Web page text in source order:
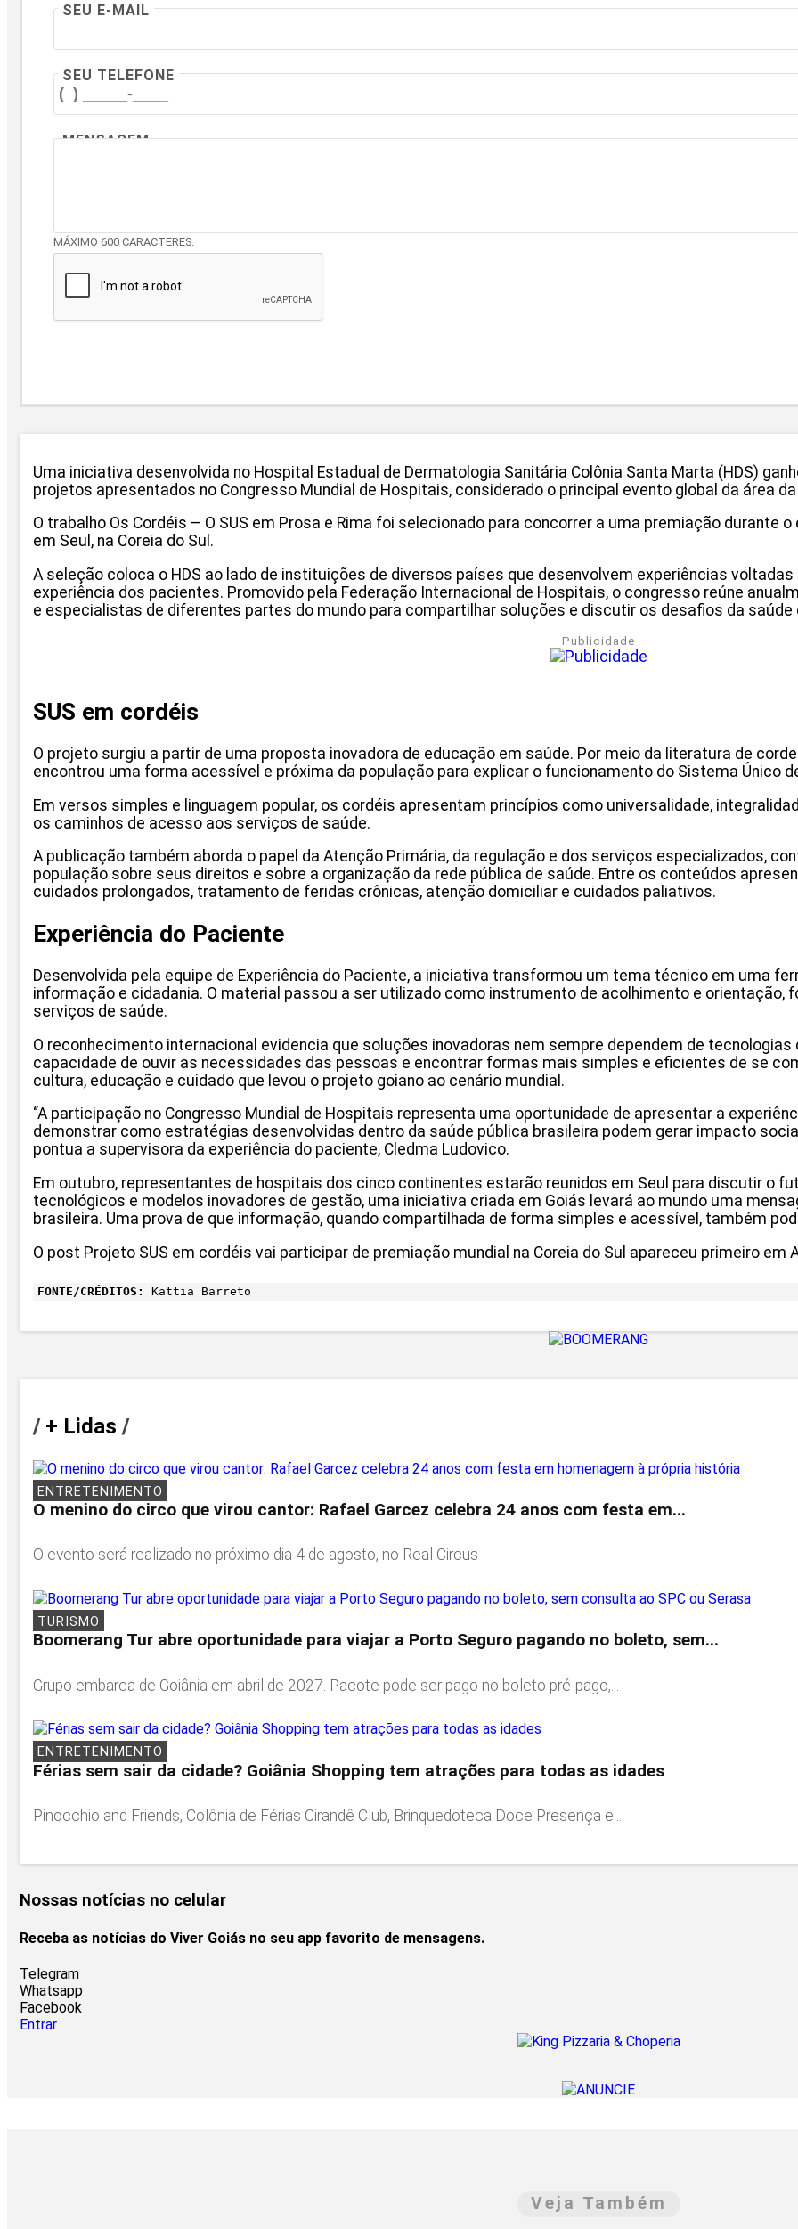
SEU E-MAIL
SEU TELEFONE
MENSAGEM
MÁXIMO 600 CARACTERES.
Uma iniciativa desenvolvida no Hospital Estadual de Dermatologia Sanitária Colônia Santa Marta (HDS)
projetos apresentados no Congresso Mundial de Hospitais, considerado o principal evento global da área
O trabalho Os Cordéis – O SUS em Prosa e Rima foi selecionado para concorrer a uma premiação durante
em Seul, na Coreia do Sul.
A seleção coloca o HDS ao lado de instituições de diversos países que desenvolvem experiências
experiência dos pacientes. Promovido pela Federação Internacional de Hospitais, o congresso reúne
e especialistas de diferentes partes do mundo para compartilhar soluções e discutir os desafios da saúde
Publicidade
SUS em cordéis
O projeto surgiu a partir de uma proposta inovadora de educação em saúde. Por meio da literatura de
encontrou uma forma acessível e próxima da população para explicar o funcionamento do Sistema Único
Em versos simples e linguagem popular, os cordéis apresentam princípios como universalidade,
os caminhos de acesso aos serviços de saúde.
A publicação também aborda o papel da Atenção Primária, da regulação e dos serviços especializados,
população sobre seus direitos e sobre a organização da rede pública de saúde. Entre os conteúdos
cuidados prolongados, tratamento de feridas crônicas, atenção domiciliar e cuidados paliativos.
Experiência do Paciente
Desenvolvida pela equipe de Experiência do Paciente, a iniciativa transformou um tema técnico em uma
informação e cidadania. O material passou a ser utilizado como instrumento de acolhimento e orientação,
serviços de saúde.
O reconhecimento internacional evidencia que soluções inovadoras nem sempre dependem de
capacidade de ouvir as necessidades das pessoas e encontrar formas mais simples e eficientes de se
cultura, educação e cuidado que levou o projeto goiano ao cenário mundial.
“A participação no Congresso Mundial de Hospitais representa uma oportunidade de apresentar a
demonstrar como estratégias desenvolvidas dentro da saúde pública brasileira podem gerar impacto
pontua a supervisora da experiência do paciente, Cledma Ludovico.
Em outubro, representantes de hospitais dos cinco continentes estarão reunidos em Seul para discutir o
tecnológicos e modelos inovadores de gestão, uma iniciativa criada em Goiás levará ao mundo uma
brasileira. Uma prova de que informação, quando compartilhada de forma simples e acessível, também
O post Projeto SUS em cordéis vai participar de premiação mundial na Coreia do Sul apareceu primeiro em
FONTE/CRÉDITOS: Kattia Barreto
/+ Lidas /
ENTRETENIMENTO
O menino do circo que virou cantor: Rafael Garcez celebra 24 anos com festa em...
O evento será realizado no próximo dia 4 de agosto, no Real Circus
TURISMO
Boomerang Tur abre oportunidade para viajar a Porto Seguro pagando no boleto, sem...
Grupo embarca de Goiânia em abril de 2027. Pacote pode ser pago no boleto pré-pago,...
ENTRETENIMENTO
Férias sem sair da cidade? Goiânia Shopping tem atrações para todas as idades
Pinocchio and Friends, Colônia de Férias Cirandê Club, Brinquedoteca Doce Presença e...
Nossas notícias no celular
Receba as notícias do Viver Goiás no seu app favorito de mensagens.
Telegram
Whatsapp
Facebook
Entrar
Veja Também